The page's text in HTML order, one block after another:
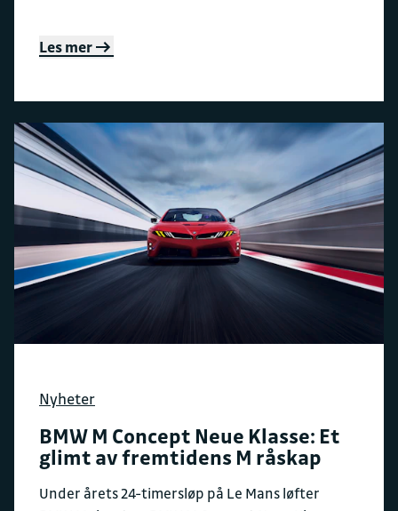
Les mer
Nyheter
BMW M Concept Neue Klasse: Et
glimt av fremtidens M råskap
Under årets 24-timersløp på Le Mans løfter